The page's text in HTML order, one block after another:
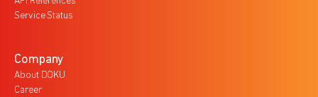
Service Status
Company
About DOKU
Career